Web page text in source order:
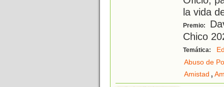
la vida
Premio:
Chico
Temática:
Abuso de
Amistad ,